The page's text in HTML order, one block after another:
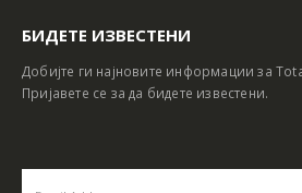
БИДЕТЕ ИЗВЕСТЕНИ
Добијте ги најновите информации за
Пријавете се за да бидете известени.